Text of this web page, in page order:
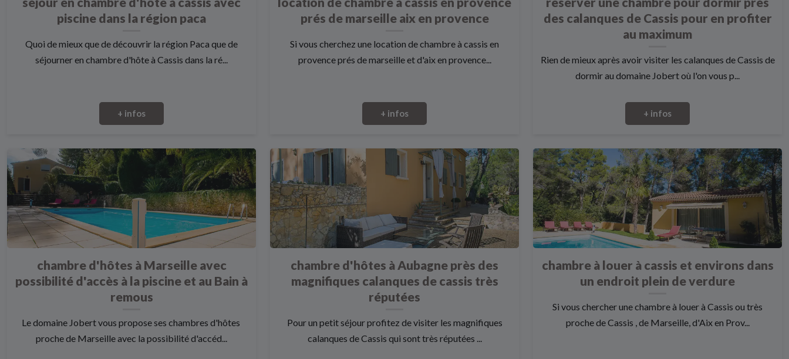
piscine dans la région paca
Quoi de mieux que de découvrir la région Paca que de
séjourner en chambre d'hôte à Cassis dans la ré...
+ infos
prés de marseille aix en provence
Si vous cherchez une location de chambre à cassis en
provence prés de marseille et d'aix en provence...
+ infos
des calanques de Cassis pour en profiter
au maximum
Rien de mieux après avoir visiter les calanques de Cassis de
dormir au domaine Jobert où l'on vous p...
+ infos
chambre d'hôtes à Marseille avec
possibilité d'accès à la piscine et au Bain à
remous
Le domaine Jobert vous propose ses chambres d'hôtes
proche de Marseille avec la possibilité d'accéd...
chambre d'hôtes à Aubagne près des
magnifiques calanques de cassis très
réputées
Pour un petit séjour profitez de visiter les magnifiques
calanques de Cassis qui sont très réputées ...
chambre à louer à cassis et environs dans
un endroit plein de verdure
Si vous chercher une chambre à louer à Cassis ou très
proche de Cassis , de Marseille, d'Aix en Prov...